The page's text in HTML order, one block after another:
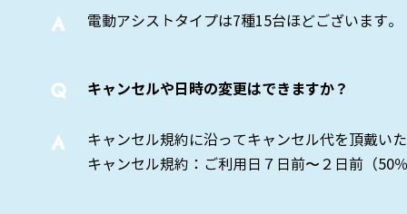
​A 電動アシストタイプは7種15台ほどございます。
Q キャンセルや日時の変更はできますか？
​A
キャンセル規約に沿ってキャンセル代を頂戴い
キャンセル規約：ご利用日７日前〜２日前（50